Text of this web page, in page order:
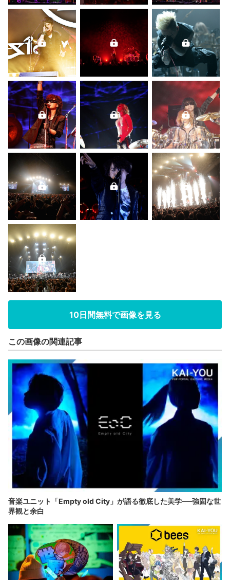
10日間無料で画像を見る
この画像の関連記事
音楽ユニット「Empty old City」が語る徹底した美学──強固な世
界観と余白